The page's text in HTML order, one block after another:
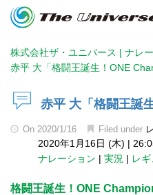
株式会社ザ・ユニバース | ナレ
赤平 大「格闘王誕生！ONE
赤平 大「格闘王誕
On 2020/1/16 Filed under
2020年1月16日 (木) |
ナレーション | 実況 | レ
格闘王誕生！ONE